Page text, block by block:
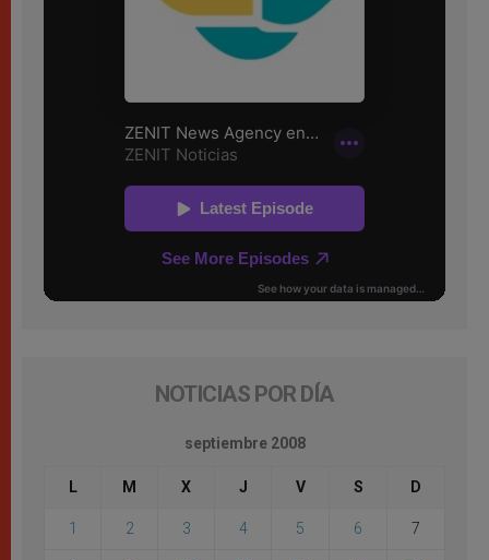
NOTICIAS POR DÍA
septiembre 2008
L M X J V S D
1 2 3 4 5 6 7